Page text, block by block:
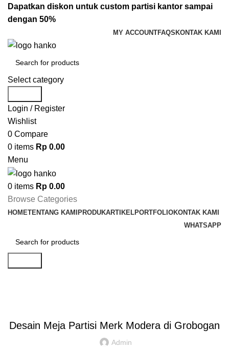
Dapatkan diskon untuk custom partisi kantor sampai
dengan 50%
MY ACCOUNTFAQS KONTAK KAMI
Select category
Login / Register
Wishlist
0 Compare
0 items Rp 0.00
Menu
0 items Rp 0.00
Browse Categories
HOMETENTANG KAMIPRODUKARTIKELPORTFOLIOKONTAK KAMI
WHATSAPP
Desain Meja Partisi Merk Modera di Grobogan
Admin